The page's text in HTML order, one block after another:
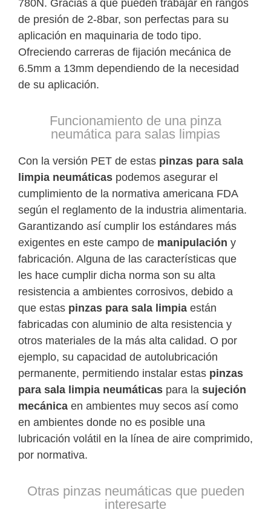
780N. Gracias a que pueden trabajar en rangos
de presión de 2-8bar, son perfectas para su
aplicación en maquinaria de todo tipo.
Ofreciendo carreras de fijación mecánica de
6.5mm a 13mm dependiendo de la necesidad
de su aplicación.
Funcionamiento de una pinza
neumática para salas limpias
Con la versión PET de estas pinzas para sala
limpia neumáticas podemos asegurar el
cumplimiento de la normativa americana FDA
según el reglamento de la industria alimentaria.
Garantizando así cumplir los estándares más
exigentes en este campo de manipulación y
fabricación. Alguna de las características que
les hace cumplir dicha norma son su alta
resistencia a ambientes corrosivos, debido a
que estas pinzas para sala limpia están
fabricadas con aluminio de alta resistencia y
otros materiales de la más alta calidad. O por
ejemplo, su capacidad de autolubricación
permanente, permitiendo instalar estas pinzas
para sala limpia neumáticas para la sujeción
mecánica en ambientes muy secos así como
en ambientes donde no es posible una
lubricación volátil en la línea de aire comprimido,
por normativa.
Otras pinzas neumáticas que pueden
interesarte